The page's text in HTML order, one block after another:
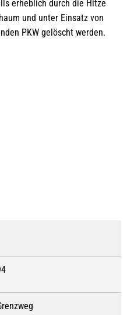
erheblich durch die Hitze
und unter Einsatz von
PKW gelöscht werden.